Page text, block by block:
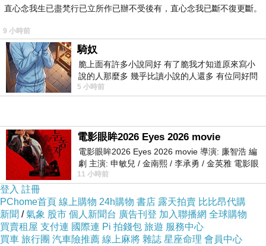
直心念我生已盡梵行已立所作已辦不受後有，直心念我已斷不復更斷。
9 小時前
騎奴
脆上面有許多小說同好 有了脆我才知道原來寫小
說的人那麼多 幾乎比讀小說的人還多 有位同好問
了一個問題 她說為什麼高中文學獎的
5 小時前
電影眼眸2026 Eyes 2026 movie
電影眼眸2026 Eyes 2026 movie 導演: 廉智浩 編
劇 主演: 申敏兒 / 金南熙 / 李承勇 / 金英雅 電影眼
眸2026描述攝影師徐珍因遺
11 小時前
登入 註冊
PChome首頁 線上購物 24h購物 書店 露天拍賣 比比昂代購
新聞 /氣象 股市 個人新聞台 廣告刊登 加入聯播網 全球購物
買賣租屋 支付連 國際連 Pi 拍錢包 旅遊 服務中心
買車 旅行團 汽車險推薦 線上麻將 雜誌 星座命理 會員中心